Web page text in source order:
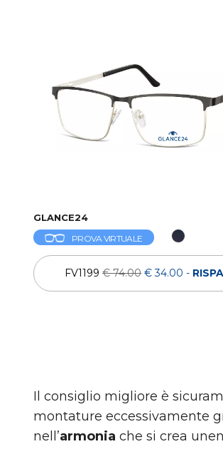
GLANCE24
PROVA VIRTUALE
FV1199€ 74.00 € 34.00 -
Il consiglio migliore è
montature eccessivamente
nell’armonia che si crea